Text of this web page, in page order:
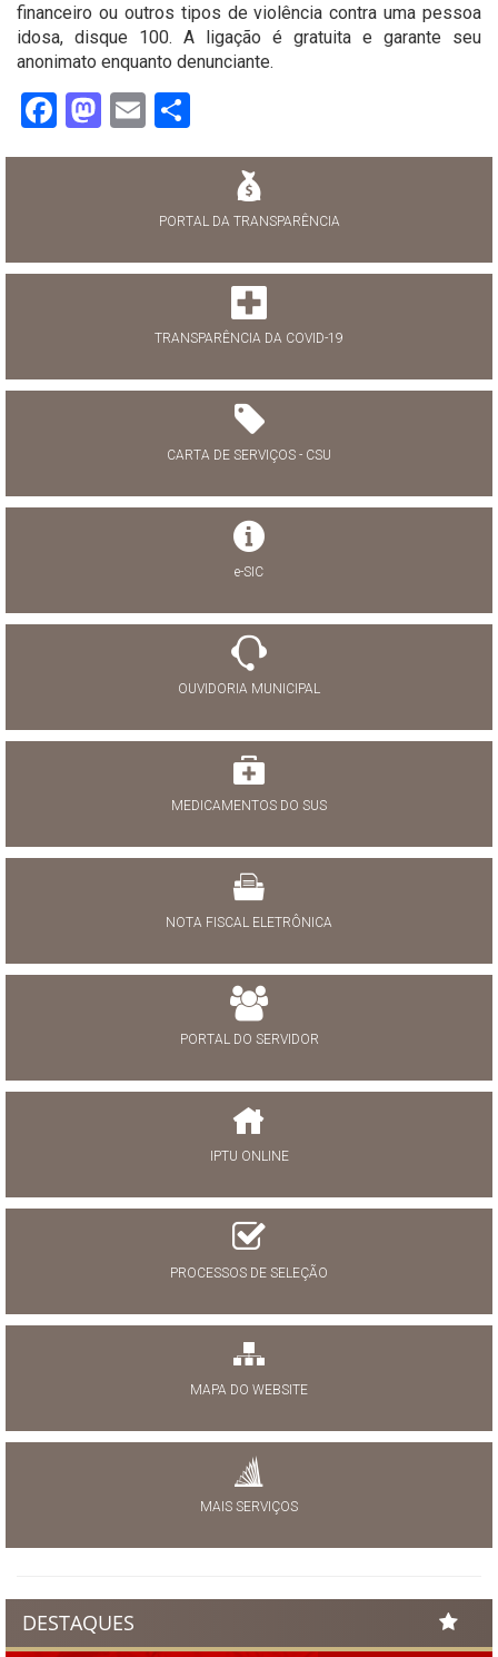
financeiro ou outros tipos de violência contra uma pessoa
idosa, disque 100. A ligação é gratuita e garante seu
anonimato enquanto denunciante.
Facebook
Mastodon
Email
PORTAL DA TRANSPARÊNCIA
TRANSPARÊNCIA DA COVID-19
CARTA DE SERVIÇOS - CSU
e-SIC
OUVIDORIA MUNICIPAL
MEDICAMENTOS DO SUS
NOTA FISCAL ELETRÔNICA
PORTAL DO SERVIDOR
IPTU ONLINE
PROCESSOS DE SELEÇÃO
MAPA DO WEBSITE
MAIS SERVIÇOS
DESTAQUES